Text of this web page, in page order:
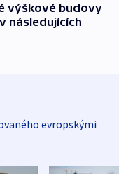
výškové budovy
následujících
evropskými